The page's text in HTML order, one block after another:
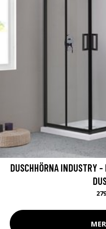
DUSCHHÖRNA INDUSTRY